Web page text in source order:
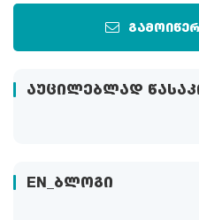
ᲐᲣᲪᲘᲚᲔᲑᲚᲐᲓ
EN_ᲑᲚᲝᲒᲘ